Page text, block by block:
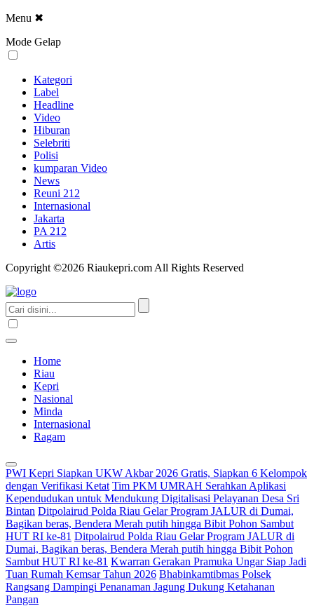
Menu ✖
Mode Gelap
Kategori
Label
Headline
Video
Hiburan
Selebriti
Polisi
kumparan Video
News
Reuni 212
Internasional
Jakarta
PA 212
Artis
Copyright ©2026 Riaukepri.com All Rights Reserved
Home
Riau
Kepri
Nasional
Minda
Internasional
Ragam
PWI Kepri Siapkan UKW Akbar 2026 Gratis, Siapkan 6 Kelompok
dengan Verifikasi Ketat Tim PKM UMRAH Serahkan Aplikasi
Kependudukan untuk Mendukung Digitalisasi Pelayanan Desa Sri
Bintan Ditpolairud Polda Riau Gelar Program JALUR di Dumai,
Bagikan beras, Bendera Merah putih hingga Bibit Pohon Sambut
HUT RI ke-81 Ditpolairud Polda Riau Gelar Program JALUR di
Dumai, Bagikan beras, Bendera Merah putih hingga Bibit Pohon
Sambut HUT RI ke-81 Kwarran Gerakan Pramuka Ungar Siap Jadi
Tuan Rumah Kemsar Tahun 2026 Bhabinkamtibmas Polsek
Rangsang Dampingi Penanaman Jagung Dukung Ketahanan
Pangan